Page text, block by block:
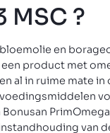
MSC ?
en
een product met
al in ruime mate in
van